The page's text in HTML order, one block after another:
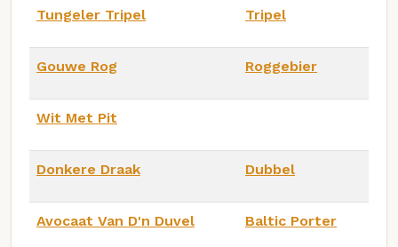
Tungeler Tripel Tripel
Gouwe Rog Roggebier
Wit Met Pit
Donkere Draak Dubbel
Avocaat Van D'n Duvel Baltic Porter